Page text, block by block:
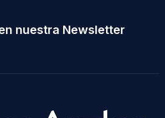
nuestra Newsletter